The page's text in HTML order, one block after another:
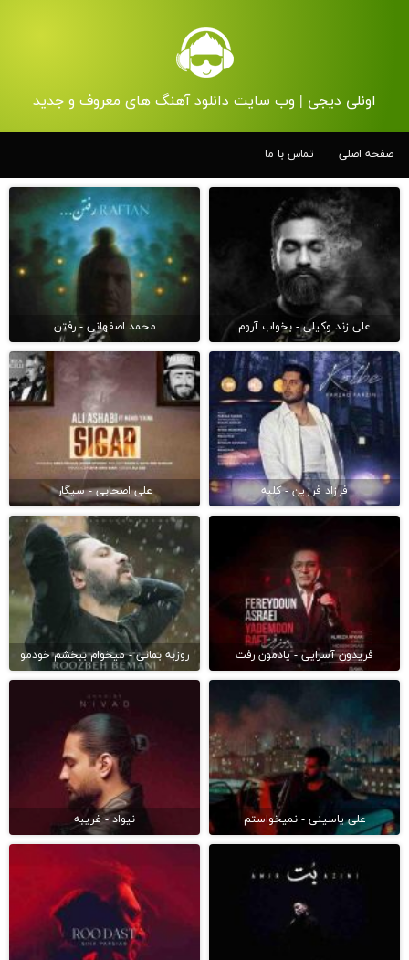
اونلی دیجی | وب سایت دانلود آهنگ های معروف و جدید
صفحه اصلی تماس با ما
علی زند وکیلی - بخواب آروم محمد اصفهانی - رفتن
فرزاد فرزین - کلبه علی اصحابی - سیگار
فریدون آسرایی - یادمون رفت روزبه بمانی - میخوام ببخشم خودمو
علی یاسینی - نمیخواستم نیواد - غریبه